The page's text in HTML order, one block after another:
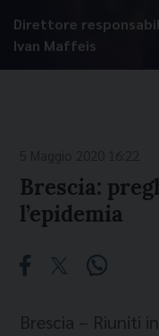
Direttore
Ivan Maffeis
Brescia:
l’epidemia
Brescia – Riuniti